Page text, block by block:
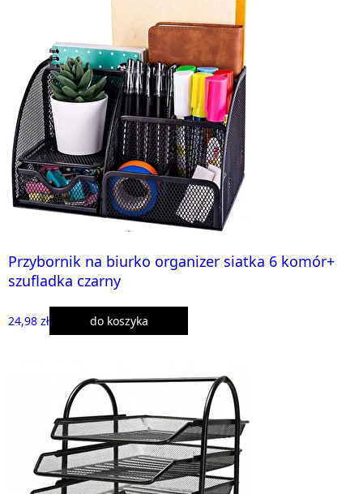
Przybornik na biurko organizer siatka 6 komór+
szufladka czarny
24,98 zł do koszyka